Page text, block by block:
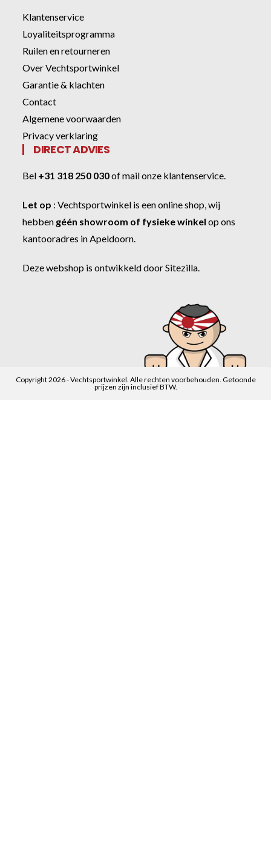
Klantenservice
Loyaliteitsprogramma
Ruilen en retourneren
Over Vechtsportwinkel
Garantie & klachten
Contact
Algemene voorwaarden
Privacy verklaring
DIRECT ADVIES
Bel +31 318 250 030ofmail onze klantenservice.
Let op :Vechtsportwinkel is een online shop, wij
hebben géén showroom of fysieke winkel op ons
kantooradres in Apeldoorn.
Deze webshop is ontwikkeld doorSitezilla.
Copyright 2026 - Vechtsportwinkel. Alle rechten voorbehouden. Getoonde
prijzen zijn inclusief BTW.